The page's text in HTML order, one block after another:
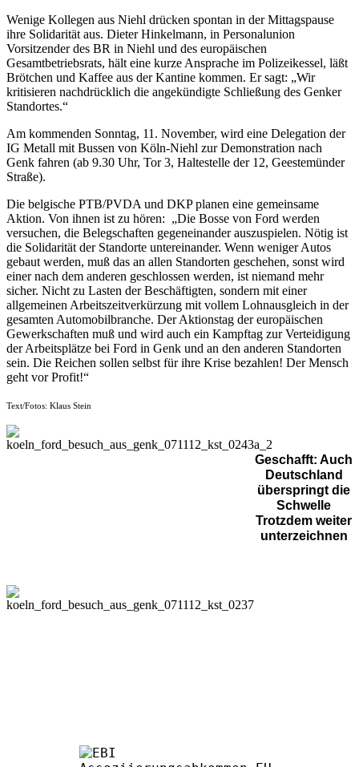
Wenige Kollegen aus Niehl drücken spontan in der Mittagspause
ihre Solidarität aus. Dieter Hinkelmann, in Personalunion
Vorsitzender des BR in Niehl und des europäischen
Gesamtbetriebsrats, hält eine kurze Ansprache im Polizeikessel, läßt
Brötchen und Kaffee aus der Kantine kommen. Er sagt: „Wir
kritisieren nachdrücklich die angekündigte Schließung des Genker
Standortes.“
Am kommenden Sonntag, 11. November, wird eine Delegation der
IG Metall mit Bussen von Köln-Niehl zur Demonstration nach
Genk fahren (ab 9.30 Uhr, Tor 3, Haltestelle der 12, Geestemünder
Straße).
Die belgische PTB/PVDA und DKP planen eine gemeinsame
Aktion. Von ihnen ist zu hören: „Die Bosse von Ford werden
versuchen, die Belegschaften gegeneinander auszuspielen. Nötig ist
die Solidarität der Standorte untereinander. Wenn weniger Autos
gebaut werden, muß das an allen Standorten geschehen, sonst wird
einer nach dem anderen geschlossen werden, ist niemand mehr
sicher. Nicht zu Lasten der Beschäftigten, sondern mit einer
allgemeinen Arbeitszeitverkürzung mit vollem Lohnausgleich in der
gesamten Automobilbranche. Der Aktionstag der europäischen
Gewerkschaften muß und wird auch ein Kampftag zur Verteidigung
der Arbeitsplätze bei Ford in Genk und an den anderen Standorten
sein. Die Reichen sollen selbst für ihre Krise bezahlen! Der Mensch
geht vor Profit!“
Text/Fotos: Klaus Stein
Geschafft: Auch
Deutschland
überspringt die
Schwelle
Trotzdem weiter
unterzeichnen